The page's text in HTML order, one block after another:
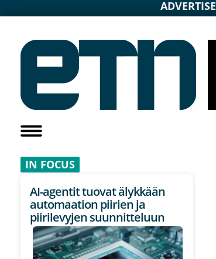
ADVERTISE
IN FOCUS
AI-agentit tuovat älykkään
automaation piirien ja
piirilevyjen suunnitteluun